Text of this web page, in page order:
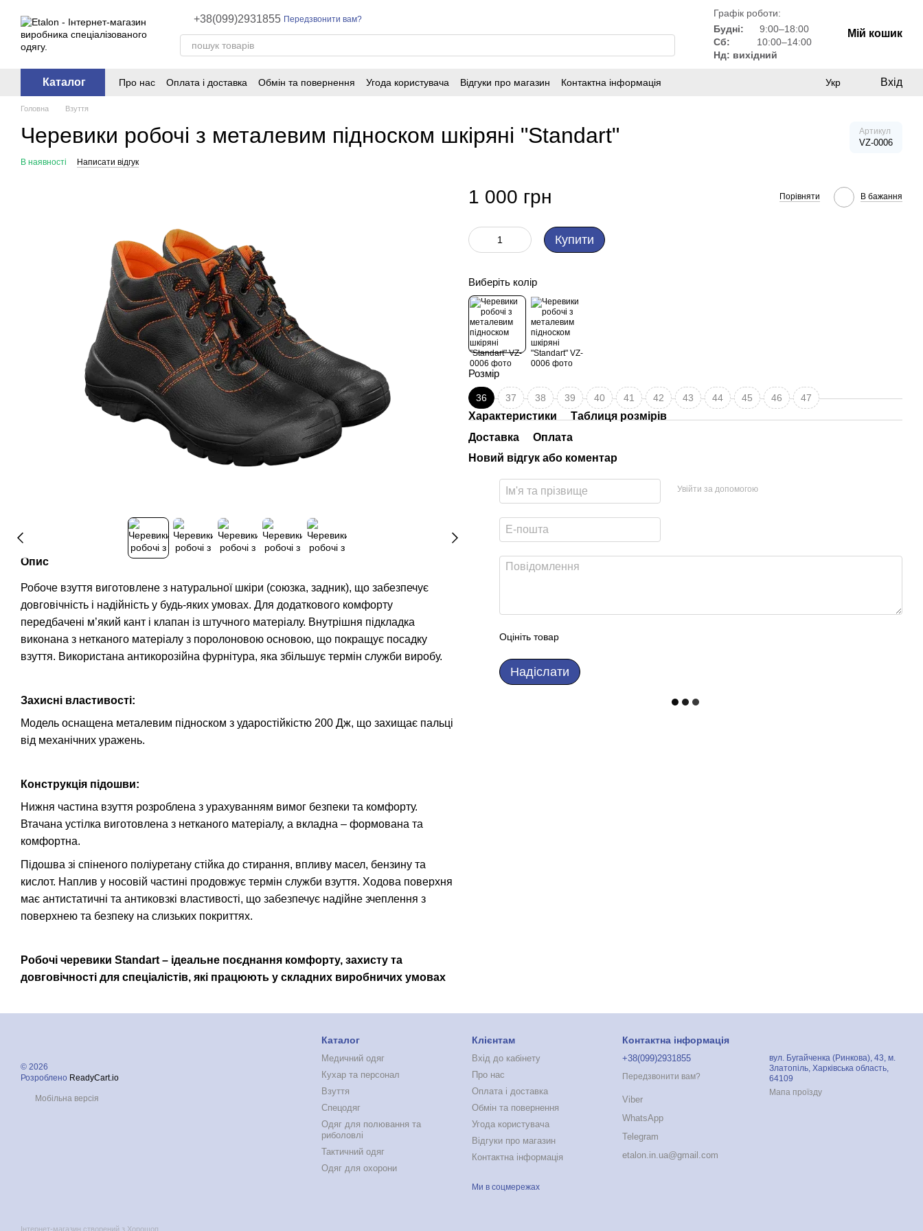
+38(099)2931855 Передзвонити вам?
Графік роботи:
Будні:
9:00–18:00
Сб:
10:00–14:00
Нд: вихідний
Мій кошик
Каталог Про нас Оплата і доставка Обмін та повернення Угода користувача Відгуки про магазин Контактна інформація Укр Вхід
Головна Взуття
Черевики робочі з металевим підноском шкіряні "Standart" Артикул
VZ-0006
В наявності Написати відгук
Опис
Робоче взуття виготовлене з натуральної шкіри (союзка, задник), що забезпечує
довговічність і надійність у будь-яких умовах. Для додаткового комфорту
передбачені м’який кант і клапан із штучного матеріалу. Внутрішня підкладка
виконана з нетканого матеріалу з поролоновою основою, що покращує посадку
взуття. Використана антикорозійна фурнітура, яка збільшує термін служби виробу.
Захисні властивості:
Модель оснащена металевим підноском з ударостійкістю 200 Дж, що захищає пальці
від механічних уражень.
Конструкція підошви:
Нижня частина взуття розроблена з урахуванням вимог безпеки та комфорту.
Втачана устілка виготовлена з нетканого матеріалу, а вкладна – формована та
комфортна.
Підошва зі спіненого поліуретану стійка до стирання, впливу масел, бензину та
кислот. Наплив у носовій частині продовжує термін служби взуття. Ходова поверхня
має антистатичні та антиковзкі властивості, що забезпечує надійне зчеплення з
поверхнею та безпеку на слизьких покриттях.
Робочі черевики Standart – ідеальне поєднання комфорту, захисту та
довговічності для спеціалістів, які працюють у складних виробничих умовах
1 000 грн Порівняти В бажання
Купити
Виберіть колір
Розмір
36 37 38 39 40 41 42 43 44 45 46 47
Характеристики
Таблиця розмірів
Доставка
Оплата
Новий відгук або коментар
Увійти за допомогою
Оцініть товар
Надіслати
© 2026
Розроблено ReadyCart.io
Мобільна версія
Інтернет-магазин створений з Хорошоп
Каталог
Медичний одяг
Кухар та персонал
Взуття
Спецодяг
Одяг для полювання та
риболовлі
Тактичний одяг
Одяг для охорони
Клієнтам
Вхід до кабінету
Про нас
Оплата і доставка
Обмін та повернення
Угода користувача
Відгуки про магазин
Контактна інформація
Ми в соцмережах
Контактна інформація
+38(099)2931855
Передзвонити вам?
Viber
WhatsApp
Telegram
etalon.in.ua@gmail.com
вул. Бугайченка (Ринкова), 43, м.
Златопіль, Харківська область,
64109
Мапа проїзду